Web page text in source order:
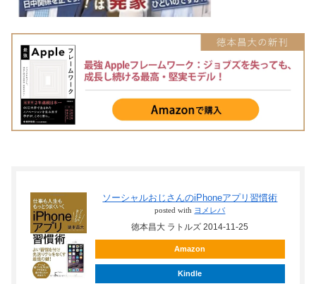
ソーシャルおじさんのiPhoneアプリ習慣術
posted with ヨメレバ
徳本昌大 ラトルズ 2014-11-25
Amazon
Kindle